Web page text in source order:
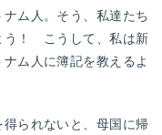
ム人。そう、私達たち
う！ こうして、私は新
ム人に簿記を教えるよ
られないと、母国に帰